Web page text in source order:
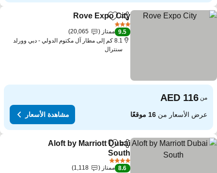
مشاركةAdd to favorites
Rove Expo City
9.5 ممتاز
20,065
8.1 كم إلى مطار آل مكتوم الدولي - دبي وورلد
سنترال
من
عرض الأسعار من16 موقعًا مشاهدة الأسعار
مشاركةAdd to favorites
Aloft by Marriott Dubai
South
8.6 ممتاز
1,118